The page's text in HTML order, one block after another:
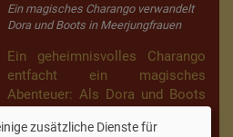
Ein magisches Charango verwandelt
Dora und Boots in Meerjungfrauen
Ein geheimnisvolles Charango
entfacht ein magisches
Abenteuer: Als Dora und Boots
verwandeln sie sich in
zusätzliche Dienste für